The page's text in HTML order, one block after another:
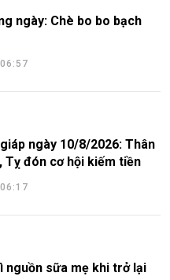
ngày: Chè bo bo bạch
ngày 10/8/2026: Thân
Tỵ đón cơ hội kiếm tiền
nguồn sữa mẹ khi trở lại